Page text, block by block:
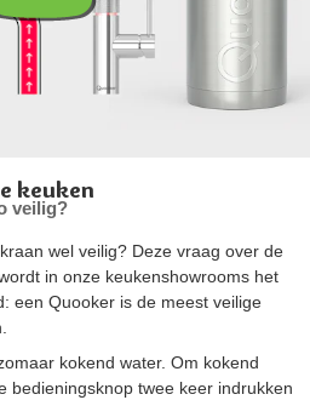
keuken
veilig?
wel veilig? Deze vraag over de
in onze keukenshowrooms het
een Quooker is de meest veilige
kokend water. Om kokend
bedieningsknop twee keer indrukken